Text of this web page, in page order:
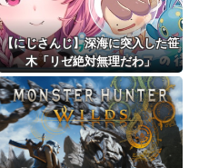
【にじさんじ】深海に突入した笹
木「リゼ絶対無理だわ」